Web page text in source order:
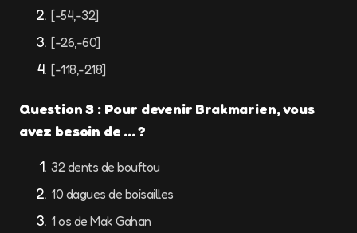
[-54,-32]
[-26,-60]
[-118,-218]
Question 3 : Pour devenir Brakmarien, vous
avez besoin de … ?
32 dents de bouftou
10 dagues de boisailles
1 os de Mak Gahan